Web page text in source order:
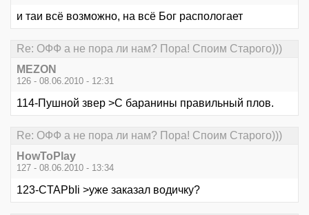
и таи всё возможно, на всё Бог распологает
Re: ОФФ а не пора ли нам? Пора! Споим Старого)))
MEZON
126 - 08.06.2010 - 12:31
114-Пушной звер >С баранины правильный плов.
Re: ОФФ а не пора ли нам? Пора! Споим Старого)))
HowToPlay
127 - 08.06.2010 - 13:34
123-CTAPbIi >уже заказал водичку?